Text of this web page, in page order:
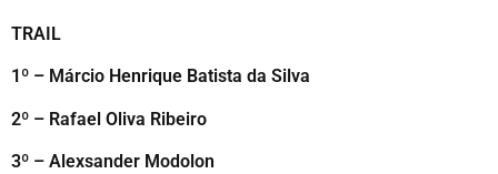
TRAIL
1º – Márcio Henrique Batista da Silva
2º – Rafael Oliva Ribeiro
3º – Alexsander Modolon